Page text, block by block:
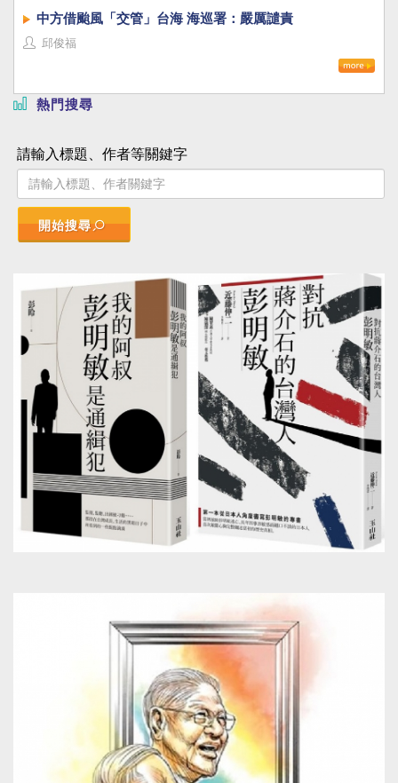
中方借颱風「交管」台海 海巡署：嚴厲譴責
邱俊福
熱門搜尋
請輸入標題、作者等關鍵字
開始搜尋